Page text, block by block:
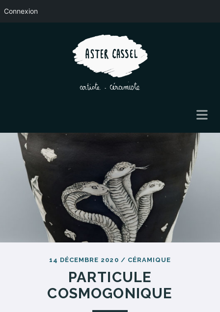
14 DÉCEMBRE 2020 / CÉRAMIQUE
PARTICULE
COSMOGONIQUE
Connexion